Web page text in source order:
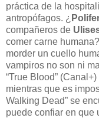
práctica de la
antropófagos. ¿
compañeros de
comer carne
morder un cuello
vampiros no son ni
“True Blood”
mientras que es
Walking Dead” se
puede confiar en que